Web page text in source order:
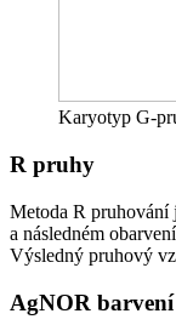
Karyotyp G-
R pruhy
Metoda R pruhování
a následném
Výsledný pruhový
AgNOR barvení